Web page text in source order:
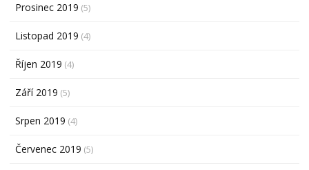
Prosinec 2019 (5)
Listopad 2019 (4)
Říjen 2019 (4)
Září 2019 (5)
Srpen 2019 (4)
Červenec 2019 (5)